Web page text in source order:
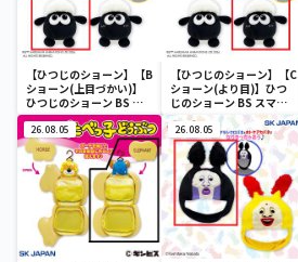
【ひつじのショーン】【B
ショーン(上目づかい)】
ひつじのショーン BS ス
マホショーンルダー
【ひつじのショーン】【C
ショーン(より目)】ひつ
じのショーン BS スマホ
ショーンルダー
26.08.05 26.08.05